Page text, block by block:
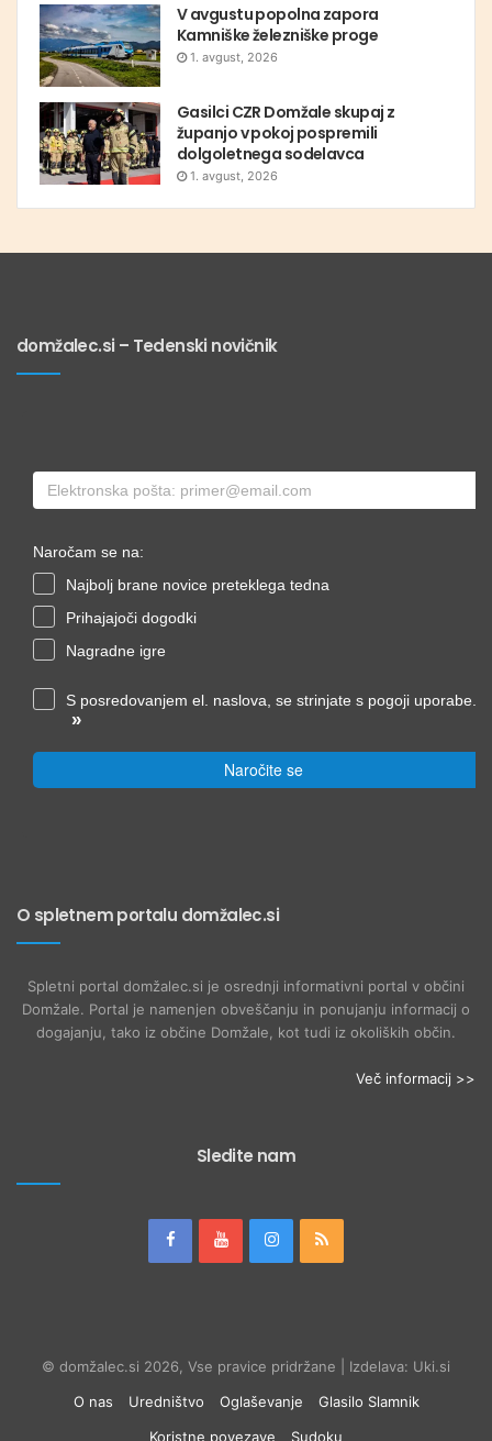
V avgustu popolna zapora
Kamniške železniške proge
1. avgust, 2026
Gasilci CZR Domžale skupaj z
županjo v pokoj pospremili
dolgoletnega sodelavca
1. avgust, 2026
domžalec.si – Tedenski novičnik
Naročam se na:
Najbolj brane novice preteklega tedna
Prihajajoči dogodki
Nagradne igre
S posredovanjem el. naslova, se strinjate s pogoji uporabe.
»
Naročite se
O spletnem portalu domžalec.si
Spletni portal domžalec.si je osrednji informativni portal v občini
Domžale. Portal je namenjen obveščanju in ponujanju informacij o
dogajanju, tako iz občine Domžale, kot tudi iz okoliških občin.
Več informacij >>
Sledite nam
© domžalec.si 2026, Vse pravice pridržane | Izdelava: Uki.si
O nas
Uredništvo Oglaševanje
Glasilo Slamnik
Koristne povezave
Sudoku